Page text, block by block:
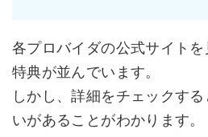
各プロバイダの公式サイト
特典が並んでいます。
しかし、詳細をチェックす
いがあることがわかります。